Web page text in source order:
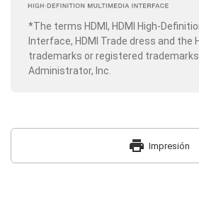
*The terms HDMI, HDMI High-
Interface, HDMI Trade dress and the
trademarks or registered trademarks
Administrator, Inc.
print Impresión